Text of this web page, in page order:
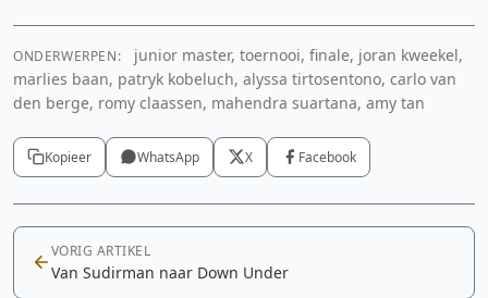
ONDERWERPEN:
junior master, toernooi, finale, joran kweekel,
marlies baan, patryk kobeluch, alyssa tirtosentono, carlo van
den berge, romy claassen, mahendra suartana, amy tan
Kopieer WhatsApp X Facebook
VORIG ARTIKEL
Van Sudirman naar Down Under